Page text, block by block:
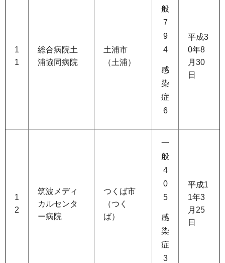
1
1
総合病院土
浦協同病院
土浦市
（土浦）
般
7
9
4
感
染
症
6
平成3
0年8
月30
日
1
2
筑波メディ
カルセンタ
ー病院
つくば市
（つく
ば）
一
般
4
0
5
感
染
症
3
平成1
1年3
月25
日